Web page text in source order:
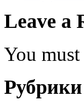
Leave a
You must
Рубрики